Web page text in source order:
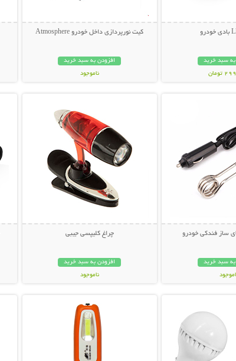
به سبد خرید
تومان
کیت نورپردازی داخل خودرو Atmosphere
افزودن به سبد خرید
ناموجود
ساز فندکی خودرو
به سبد خرید
چراغ کلیپسی جیبی
افزودن به سبد خرید
ناموجود